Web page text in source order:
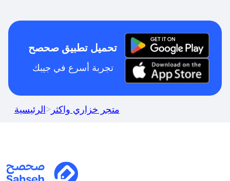
تحميل تطبيق صحصح
تجربة أسرع في جيبك
الرئيسية> متجر خزاري واكثر